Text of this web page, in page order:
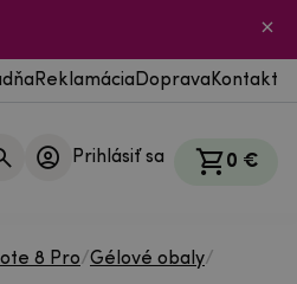
Reklamácia Doprava Kontakt
Prihlásiť sa 0 €
8 Pro/Gélové obaly/